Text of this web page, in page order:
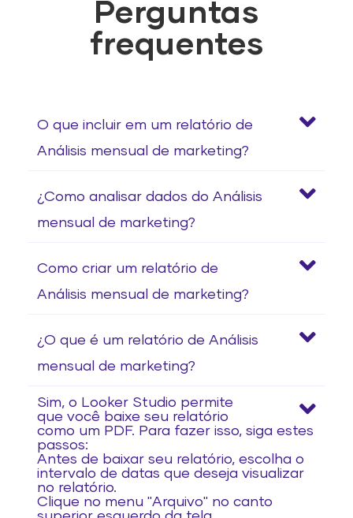
Perguntas
frequentes
O que incluir em um relatório de
Análisis mensual de marketing?
¿Como analisar dados do Análisis
mensual de marketing?
Como criar um relatório de
Análisis mensual de marketing?
¿O que é um relatório de Análisis
mensual de marketing?
Sim, o Looker Studio permite
que você baixe seu relatório
como um PDF. Para fazer isso, siga estes
passos:
Antes de baixar seu relatório, escolha o
intervalo de datas que deseja visualizar
no relatório.
Clique no menu "Arquivo" no canto